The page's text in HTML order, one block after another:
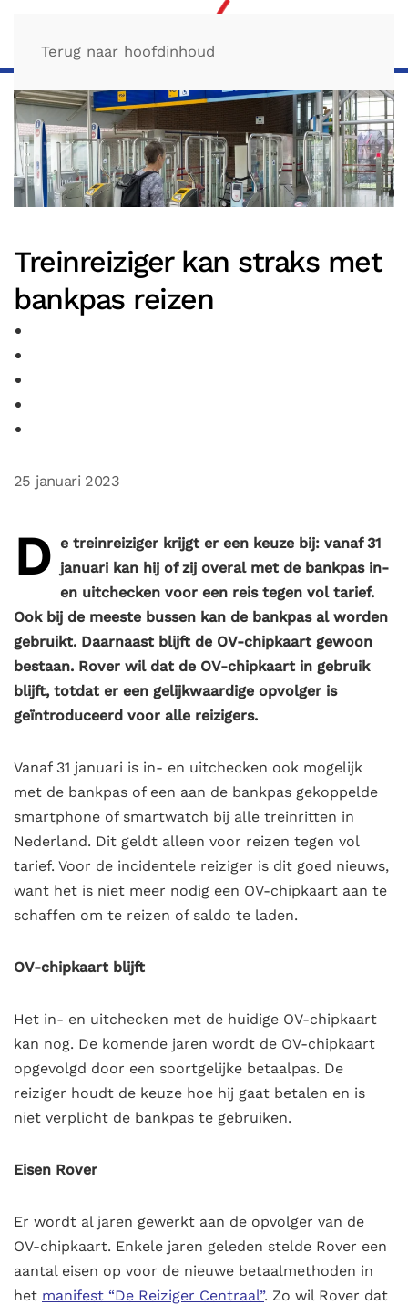
Terug naar hoofdinhoud
Treinreiziger kan straks met
bankpas reizen
25 januari 2023
D e treinreiziger krijgt er een keuze bij: vanaf 31
januari kan hij of zij overal met de bankpas in-
en uitchecken voor een reis tegen vol tarief.
Ook bij de meeste bussen kan de bankpas al worden
gebruikt. Daarnaast blijft de OV-chipkaart gewoon
bestaan. Rover wil dat de OV-chipkaart in gebruik
blijft, totdat er een gelijkwaardige opvolger is
geïntroduceerd voor alle reizigers.
Vanaf 31 januari is in- en uitchecken ook mogelijk
met de bankpas of een aan de bankpas gekoppelde
smartphone of smartwatch bij alle treinritten in
Nederland. Dit geldt alleen voor reizen tegen vol
tarief. Voor de incidentele reiziger is dit goed nieuws,
want het is niet meer nodig een OV-chipkaart aan te
schaffen om te reizen of saldo te laden.
OV-chipkaart blijft
Het in- en uitchecken met de huidige OV-chipkaart
kan nog. De komende jaren wordt de OV-chipkaart
opgevolgd door een soortgelijke betaalpas. De
reiziger houdt de keuze hoe hij gaat betalen en is
niet verplicht de bankpas te gebruiken.
Eisen Rover
Er wordt al jaren gewerkt aan de opvolger van de
OV-chipkaart. Enkele jaren geleden stelde Rover een
aantal eisen op voor de nieuwe betaalmethoden in
het manifest “De Reiziger Centraal”. Zo wil Rover dat